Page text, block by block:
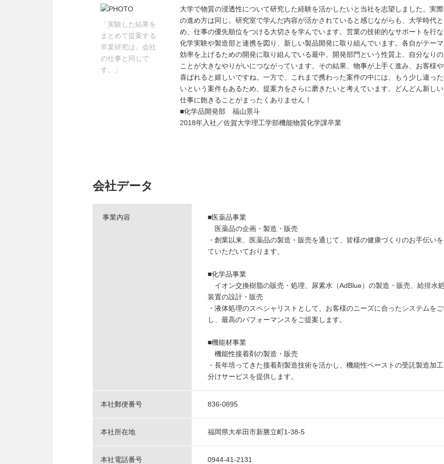
「実験した結果を
まとめて提案する
卒業研究は、会社
の仕事と同じで
す。」
大学で物質の浸透性について研究した経験を活かしたいと当社を志望しました。実
の進め方は同じ。研究室で学んだ内容が活かされていると感じながらも、大学時代
め、仕事の優先順位をつける大切さを学んでいます。営業の技術的なサポートを行
化学実験や製造部と連携を図り、新しい製品開発に取り組んでいます。各自がテー
効率を上げるための開発に取り組んでいる最中。開発部門という性質上、自分なり
ことが大きなやりがいにつながっています。その結果、物事が上手く進み、お客様
喜ばれると嬉しいですね。一方で、これまで携わった案件の中には、もう少し違っ
いという案件もあるため、提案力をさらに磨きたいと考えています。どんどん新し
仕事に飽きることがまったくありません！
■化学品開発部 福山景斗
2018年入社／佐賀大学理工学部機能物質化学課卒業
会社データ
事業内容
■医薬品事業
医薬品の企画・製造・販売
・創業以来、医薬品の製造・販売を通じて、皆様の健康づくりのお手伝い
ていただいております。
■化学品事業
イオン交換樹脂の販売・処理、尿素水（AdBlue）の製造・販売、給排水
装置の設計・販売
・液体処理のスペシャリストとして、お客様のニーズに合ったシステムを
し、最高のパフォーマンスをご提案します。
■機能材事業
機能性接着剤の製造・販売
・長年培ってきた接着剤製造技術を活かし、機能性ペーストの受託製造加
分けサービスを提供します。
本社郵便番号 836-0895
本社所在地 福岡県大牟田市新勝立町1-38-5
本社電話番号 0944-41-2131